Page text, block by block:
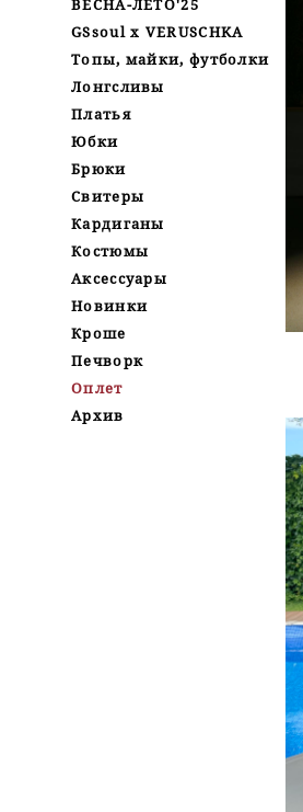
ВЕСНА-ЛЕТО'25
GSsoul x VERUSCHKA
Топы, майки, футболки
Лонгсливы
Платья
Юбки
Брюки
Свитеры
Кардиганы
Костюмы
Аксессуары
Новинки
Кроше
Печворк
Оплет
Архив